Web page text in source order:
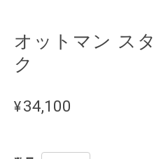
オットマン ス
ク
¥34,100